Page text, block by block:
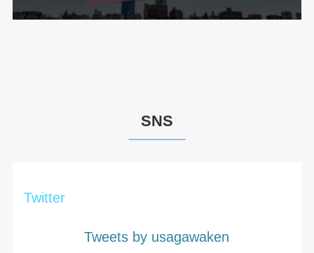
SNS
Twitter
Tweets by usagawaken